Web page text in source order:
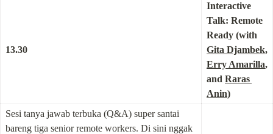
13.30
Interactive
Talk: Remote
Gita Djambek
Erry Amarilla,
and Raras
Anin)
Sesi tanya jawab terbuka (Q&A) super santai
bareng tiga senior remote workers. Di sini nggak